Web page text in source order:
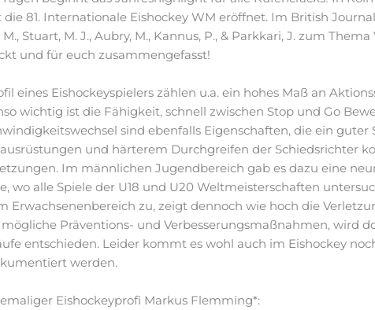
81. Internationale Eishockey WM eröffnet. Im British
Stuart, M. J., Aubry, M., Kannus, P., & Parkkari, J. zum
und für euch zusammengefasst!
eines Eishockeyspielers zählen u.a. ein hohes Maß an
wichtig ist die Fähigkeit, schnell zwischen Stop und Go
sind ebenfalls Eigenschaften, die ein guter
und härterem Durchgreifen der Schiedsrichter
Im männlichen Jugendbereich gab es dazu eine
wo alle Spiele der U18 und U20 Weltmeisterschaften
Erwachsenenbereich zu, zeigt dennoch wie hoch die
Präventions- und Verbesserungsmaßnahmen, wird
entschieden. Leider kommt es wohl auch im Eishockey
werden.
Eishockeyprofi Markus Flemming*: